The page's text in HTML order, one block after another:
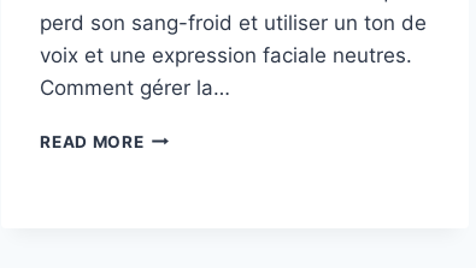
perd son sang-froid et utiliser un ton de
voix et une expression faciale neutres.
Comment gérer la…
READ MOREMON